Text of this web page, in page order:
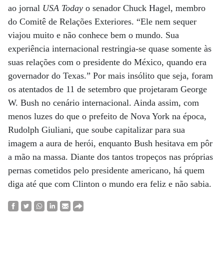
ao jornal USA Today o senador Chuck Hagel, membro
do Comitê de Relações Exteriores. “Ele nem sequer
viajou muito e não conhece bem o mundo. Sua
experiência internacional restringia-se quase somente às
suas relações com o presidente do México, quando era
governador do Texas.” Por mais insólito que seja, foram
os atentados de 11 de setembro que projetaram George
W. Bush no cenário internacional. Ainda assim, com
menos luzes do que o prefeito de Nova York na época,
Rudolph Giuliani, que soube capitalizar para sua
imagem a aura de herói, enquanto Bush hesitava em pôr
a mão na massa. Diante dos tantos tropeços nas próprias
pernas cometidos pelo presidente americano, há quem
diga até que com Clinton o mundo era feliz e não sabia.